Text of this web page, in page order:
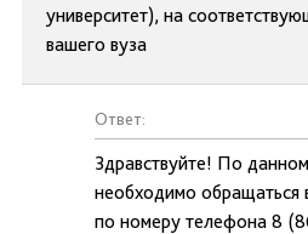
университет), на
вашего вуза
Ответ:
Здравствуйте! По
необходимо обращаться
по номеру телефона 8